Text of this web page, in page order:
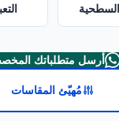
السطحية
أرسل متطلباتك
مُهيّئ المقاسات